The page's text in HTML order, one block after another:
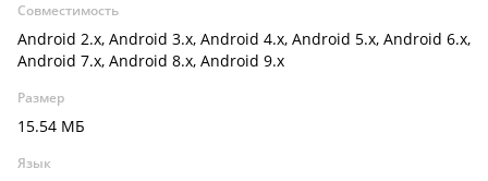
Совместимость
Android 2.x, Android 3.x, Android 4.x, Android 5.x, Android 6.x,
Android 7.x, Android 8.x, Android 9.x
Размер
15.54 МБ
Язык